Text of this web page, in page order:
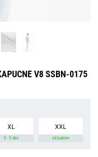
V8 SSBN-0175
XL
3 - 5 dní
XXL
skladom